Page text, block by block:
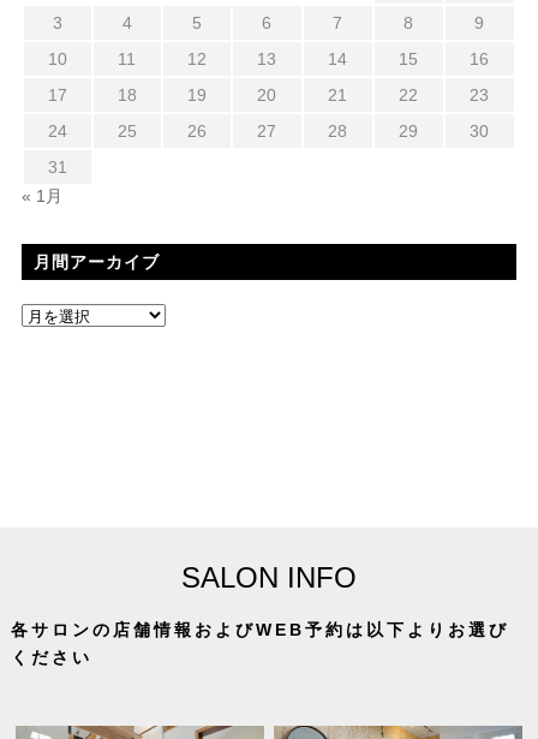
3
4 5 6 7 8
9
10
11 12 13 14 15
16
17
18 19 20 21 22
23
24
25 26 27 28 29
30
31
« 1月
月間アーカイブ
SALON INFO
各サロンの店舗情報およびWEB予約は以下よりお選び
ください